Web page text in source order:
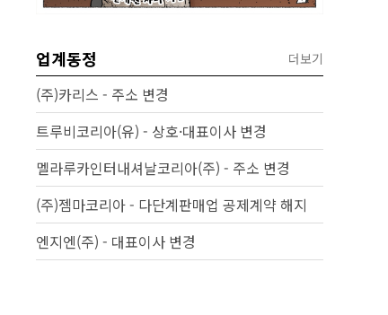
업계동정 더보기
(주)카리스 - 주소 변경
트루비코리아(유) - 상호·대표이사 변경
멜라루카인터내셔날코리아(주) - 주소 변경
(주)젬마코리아 - 다단계판매업 공제계약 해지
엔지엔(주) - 대표이사 변경